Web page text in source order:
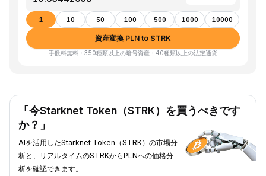
1 10 50 100 500 1000 10000
資産変換 PLN to STRK
手数料無料・350種類以上の暗号資産・40種類以上の法定通貨
「今Starknet Token（STRK）を買うべきです
か？」
AIを活用したStarknet Token（STRK）の市場分
析と、リアルタイムのSTRKからPLNへの価格分
析を確認できます。